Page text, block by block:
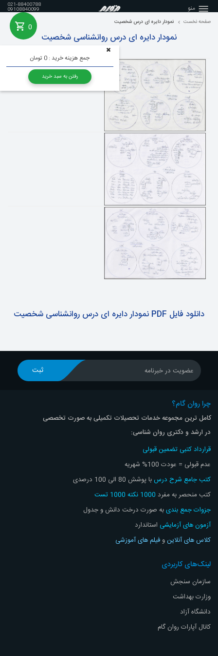
منو 021-88400788
09108840099
0
جمع هزینه خرید :
رفتن به سبد خرید
صفحه نخست نمودار دایره ای درس شخصیت
نمودار دایره ای درس روانشناسی شخصیت
دانلود فایل PDF نمودار دایره ای درس روانشناسی شخصیت
عضویت در خبرنامه ثبت
چرا روان گام؟
کامل ترین مجموعه خدمات تحصیلات تکمیلی به صورت تخصصی
در ارشد و دکتری روان شناسی:
قرارداد کتبی تضمین قبولی
عدم قبولی = عودت 100% شهریه
کتب جامع شرح درسبا پوشش 80 الی 100 درصدی
کتب منحصر به مفرد 1000 نکته 1000 تست
جزوات جمع بندیبه صورت درخت دانش و جدول
آزمون های آزمایشی استاندارد
کلاس های آنلاینو فیلم های آموزشی
لینک‌های کاربردی
سازمان سنجش
وزارت بهداشت
دانشگاه آزاد
کانال آپارات روان گام